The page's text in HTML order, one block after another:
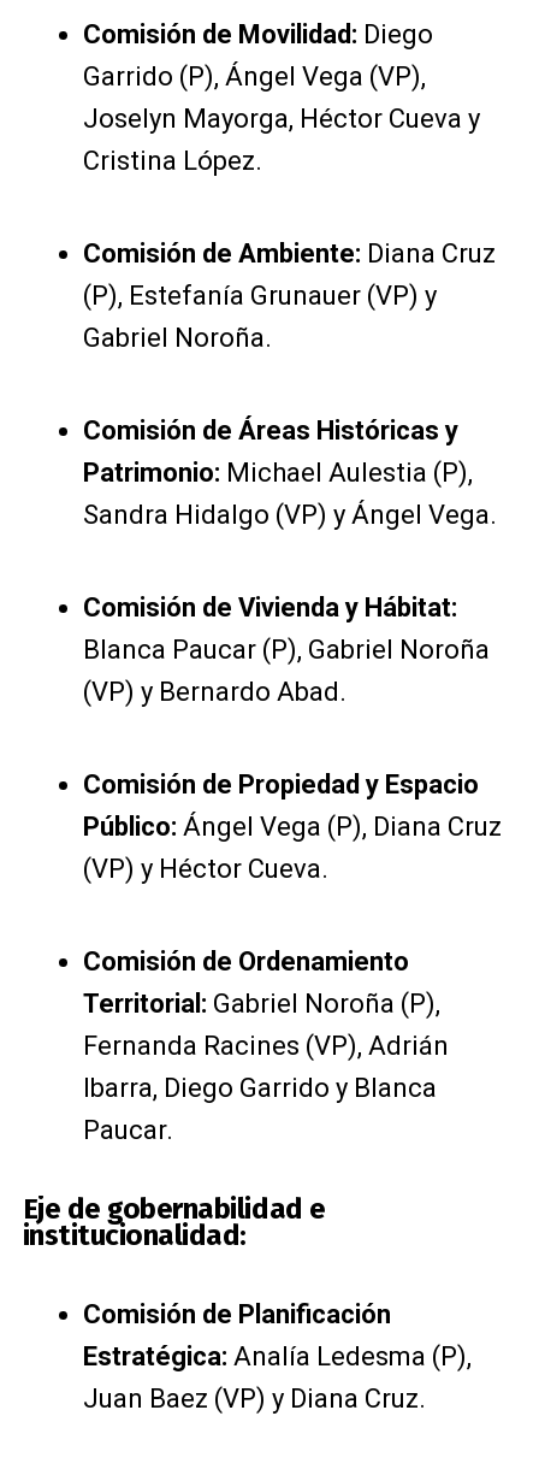
Comisión de Movilidad: Diego
Garrido (P), Ángel Vega (VP),
Joselyn Mayorga, Héctor Cueva y
Cristina López.
Comisión de Ambiente: Diana Cruz
(P), Estefanía Grunauer (VP) y
Gabriel Noroña.
Comisión de Áreas Históricas y
Patrimonio: Michael Aulestia (P),
Sandra Hidalgo (VP) y Ángel Vega.
Comisión de Vivienda y Hábitat:
Blanca Paucar (P), Gabriel Noroña
(VP) y Bernardo Abad.
Comisión de Propiedad y Espacio
Público: Ángel Vega (P), Diana Cruz
(VP) y Héctor Cueva.
Comisión de Ordenamiento
Territorial: Gabriel Noroña (P),
Fernanda Racines (VP), Adrián
Ibarra, Diego Garrido y Blanca
Paucar.
Eje de gobernabilidad e
institucionalidad:
Comisión de Planificación
Estratégica: Analía Ledesma (P),
Juan Baez (VP) y Diana Cruz.